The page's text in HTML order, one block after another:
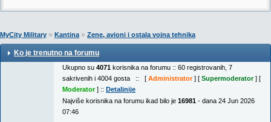
MyCity Military » Kantina» Zene, avioni i ostala vojna tehnika
Ko je trenutno na forumu
Ukupno su 4071 korisnika na forumu :: 60 registrovanih, 7
sakrivenih i 4004 gosta :: [ Administrator] [ Supermoderator] [
Moderator] :: Detaljnije
Najviše korisnika na forumu ikad bilo je 16981 - dana 24 Jun 2026
07:46